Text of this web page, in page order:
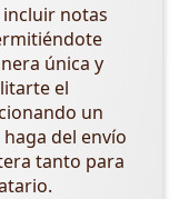
notas
única y
el
un
del envío
tanto para